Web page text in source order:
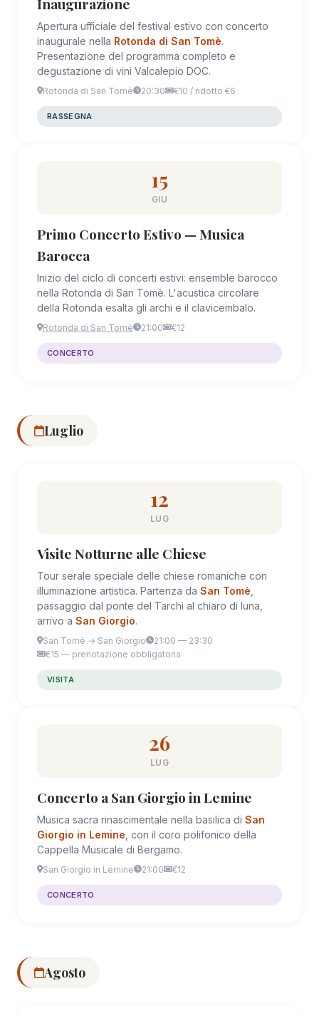
Apertura ufficiale del festival estivo con concerto
inaugurale nella Rotonda di San Tomè.
Presentazione del programma completo e
degustazione di vini Valcalepio DOC.
Rotonda di San Tomè 20:30 €10 / ridotto €6
RASSEGNA
15
GIU
Primo Concerto Estivo — Musica
Barocca
Inizio del ciclo di concerti estivi: ensemble barocco
nella Rotonda di San Tomè. L'acustica circolare
della Rotonda esalta gli archi e il clavicembalo.
Rotonda di San Tomè 21:00 €12
CONCERTO
Luglio
12
LUG
Visite Notturne alle Chiese
Tour serale speciale delle chiese romaniche con
illuminazione artistica. Partenza da San Tomè
passaggio dal ponte del Tarchì al chiaro di luna,
arrivo a San Giorgio.
San Tomè → San Giorgio
21:00 — 23:30
€15 — prenotazione obbligatoria
VISITA
26
LUG
Concerto a San Giorgio in Lemine
Musica sacra rinascimentale nella basilica di San
Giorgio in Lemine , con il coro polifonico della
Cappella Musicale di Bergamo.
San Giorgio in Lemine 21:00 €12
CONCERTO
Agosto